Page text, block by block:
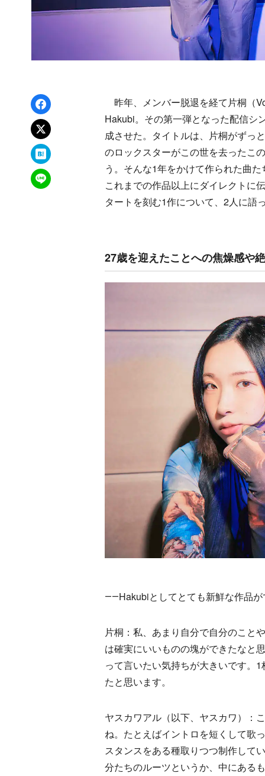
Facebookでシェア
xでポスト
はてなブックマーク
LINEで送る
昨年、メンバー脱退を経て片桐（
Hakubi。その第一弾となった配信シ
成させた。タイトルは、片桐がずっ
のロックスターがこの世を去ったこ
う。そんな1年をかけて作られた曲
これまでの作品以上にダイレクトに
タートを刻む1作について、2人に語
27歳を迎えたことへの焦燥感や
――Hakubiとしてとても新鮮な作品
片桐：私、あまり自分で自分のこと
は確実にいいものの塊ができたなと
って言いたい気持ちが大きいです。
たと思います。
ヤスカワアル（以下、ヤスカワ）：
ね。たとえばイントロを短くして歌
スタンスをある種取りつつ制作して
分たちのルーツというか、中にある